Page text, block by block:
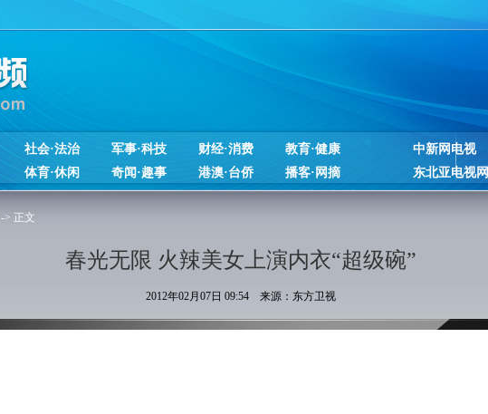
社会·法治 军事·科技 财经·消费
教育·健康
体育·休闲 奇闻·趣事 港澳·台侨 播客·网摘
中新网电视
东北亚电视网
-> 正文
春光无限 火辣美女上演内衣“超级碗”
2012年02月07日 09:54 来源：东方卫视